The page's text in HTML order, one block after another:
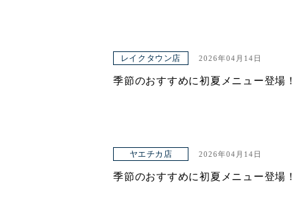
店舗一覧
ヤエチカ店
与野店
レイクタウン店 2026年04月14日
季節のおすすめに初夏メニュー登場！
ヤエチカ店 2026年04月14日
季節のおすすめに初夏メニュー登場！